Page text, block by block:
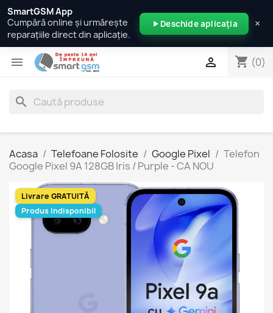
 shopping_cart (0)

search
Acasa Telefoane Folosite Google Pixel
Telefon
Google Pixel 9A 128GB Iris / Purple - CA NOU
Livrare GRATUITĂ
Produs Indisponibil
SmartGSM App
Cumpără online și urmărește
reparațiile direct din aplicație.
Deschide aplicația ×